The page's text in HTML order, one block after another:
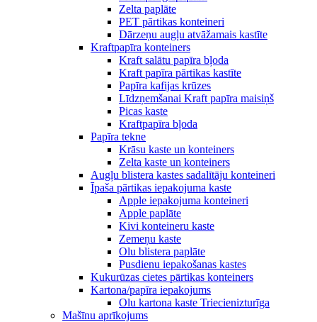
Zelta paplāte
PET pārtikas konteineri
Dārzeņu augļu atvāžamais kastīte
Kraftpapīra konteiners
Kraft salātu papīra bļoda
Kraft papīra pārtikas kastīte
Papīra kafijas krūzes
Līdzņemšanai Kraft papīra maisiņš
Picas kaste
Kraftpapīra bļoda
Papīra tekne
Krāsu kaste un konteiners
Zelta kaste un konteiners
Augļu blistera kastes sadalītāju konteineri
Īpaša pārtikas iepakojuma kaste
Apple iepakojuma konteineri
Apple paplāte
Kivi konteineru kaste
Zemeņu kaste
Olu blistera paplāte
Pusdienu iepakošanas kastes
Kukurūzas cietes pārtikas konteiners
Kartona/papīra iepakojums
Olu kartona kaste Triecienizturīga
Mašīnu aprīkojums